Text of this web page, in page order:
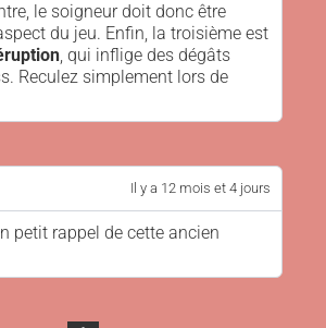
le soigneur doit donc être
du jeu. Enfin, la troisième est
, qui inflige des dégâts
Reculez simplement lors de
Il y a 12 mois et 4 jours
petit rappel de cette ancien